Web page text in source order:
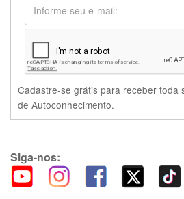
Cadastre-se grátis para receber toda
de Autoconhecimento.
Siga-nos: